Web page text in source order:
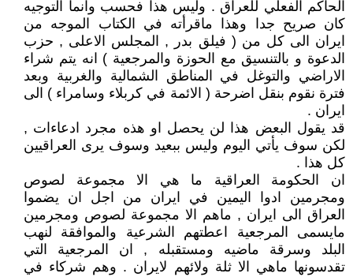
الحاكم الفعلي للعراق . وليس هذا فحسب وانما التوجيه
كان صريح جدا وهذا ماقرأته في الكتاب الموجه من
ايران الى كل من ( فيلق بدر , المجلس الاعلى , حزب
الدعوة و بالتنسيق مع الحوزة والمرجعية ) انه يتم شراء
الاراضي والتوغل في المناطق الشمالية والغربية وبعد
فترة نقوم بنقل اضرحة ( الائمة في كربلاء وسامراء ) الى
ايران .
قد يقول البعض هذا لن يحصل او هذه مجرد ادعاءات ,
لكن سوف يأتي اليوم وليس ببعيد وسوف يرى العراقيين
كل هذا .
ان الحكومة العراقية ما هي الا مجموعة لصوص
ومجرمين ادوا اليمين في ايران من اجل ان يضموا
العراق الى ايران , ماهم الا مجموعة لصوص ومجرمين
مايسمى المرجعية اعطتهم الشرعية والموافقة لنهب
البلد وسرقة ماضيه ومستقبله , ان المرجعية التي
تقدسونها ماهي الا ثلة ولائهم لايران . وهم شركاء في